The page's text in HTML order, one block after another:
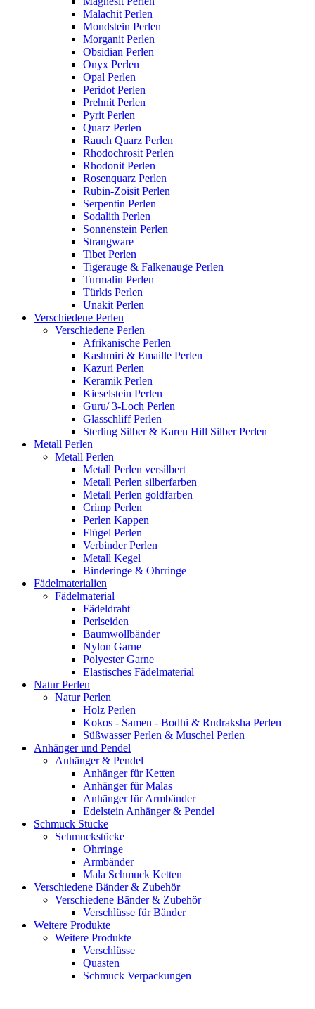
Malachit Perlen
Mondstein Perlen
Morganit Perlen
Obsidian Perlen
Onyx Perlen
Opal Perlen
Peridot Perlen
Prehnit Perlen
Pyrit Perlen
Quarz Perlen
Rauch Quarz Perlen
Rhodochrosit Perlen
Rhodonit Perlen
Rosenquarz Perlen
Rubin-Zoisit Perlen
Serpentin Perlen
Sodalith Perlen
Sonnenstein Perlen
Strangware
Tibet Perlen
Tigerauge & Falkenauge Perlen
Turmalin Perlen
Türkis Perlen
Unakit Perlen
Verschiedene Perlen
Verschiedene Perlen
Afrikanische Perlen
Kashmiri & Emaille Perlen
Kazuri Perlen
Keramik Perlen
Kieselstein Perlen
Guru/ 3-Loch Perlen
Glasschliff Perlen
Sterling Silber & Karen Hill Silber Perlen
Metall Perlen
Metall Perlen
Metall Perlen versilbert
Metall Perlen silberfarben
Metall Perlen goldfarben
Crimp Perlen
Perlen Kappen
Flügel Perlen
Verbinder Perlen
Metall Kegel
Binderinge & Ohrringe
Fädelmaterialien
Fädelmaterial
Fädeldraht
Perlseiden
Baumwollbänder
Nylon Garne
Polyester Garne
Elastisches Fädelmaterial
Natur Perlen
Natur Perlen
Holz Perlen
Kokos - Samen - Bodhi & Rudraksha Perlen
Süßwasser Perlen & Muschel Perlen
Anhänger und Pendel
Anhänger & Pendel
Anhänger für Ketten
Anhänger für Malas
Anhänger für Armbänder
Edelstein Anhänger & Pendel
Schmuck Stücke
Schmuckstücke
Ohrringe
Armbänder
Mala Schmuck Ketten
Verschiedene Bänder & Zubehör
Verschiedene Bänder & Zubehör
Verschlüsse für Bänder
Weitere Produkte
Weitere Produkte
Verschlüsse
Quasten
Schmuck Verpackungen